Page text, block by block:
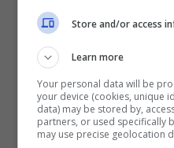
Store and/or access
Learn more
Your personal data will be
your device (cookies, unique
data) may be stored by,
partners, or used specifically
may use precise geolocation